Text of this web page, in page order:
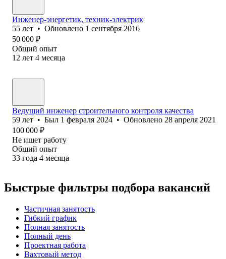
Инженер-энергетик, техник-электрик
55 лет • Обновлено 1 сентября 2016
50 000 ₽
Общий опыт
12 лет 4 месяца
Ведущий инженер строительного контроля качества
59 лет • Был 1 февраля 2024 • Обновлено 28 апреля 2021
100 000 ₽
Не ищет работу
Общий опыт
33 года 4 месяца
Быстрые фильтры подбора вакансий
Частичная занятость
Гибкий график
Полная занятость
Полный день
Проектная работа
Вахтовый метод